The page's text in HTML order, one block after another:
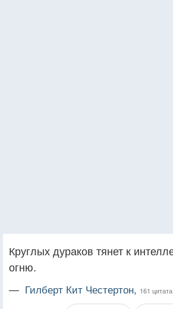
Круглых дураков тянет к
огню.
— Гилберт Кит Честертон, 161 цитата